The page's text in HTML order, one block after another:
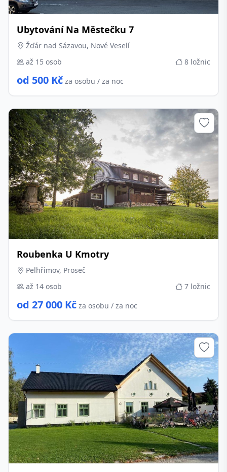
Ubytování Na Městečku 7
Žďár nad Sázavou, Nové Veselí
až 15 osob
8 ložnic
od 500 Kč za osobu / za noc
Roubenka U Kmotry
Pelhřimov, Proseč
až 14 osob
7 ložnic
od 27 000 Kč za osobu / za noc